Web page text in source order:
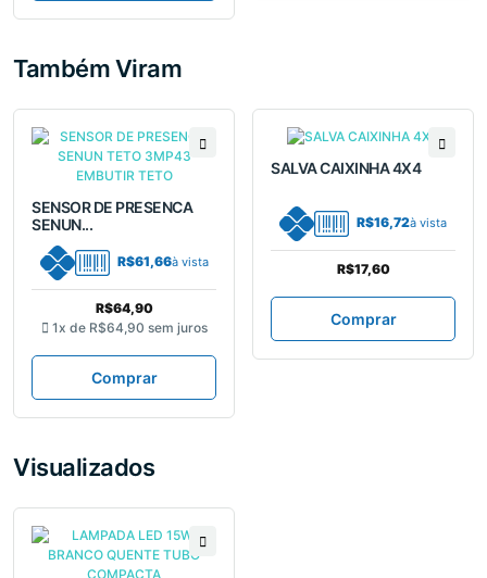
Também Viram
SENSOR DE PRESENCA
SENUN...
R$61,66à vista
R$64,90
1x de R$64,90 sem juros
Comprar
SALVA CAIXINHA 4X4
R$16,72à vista
R$17,60
Comprar
Visualizados